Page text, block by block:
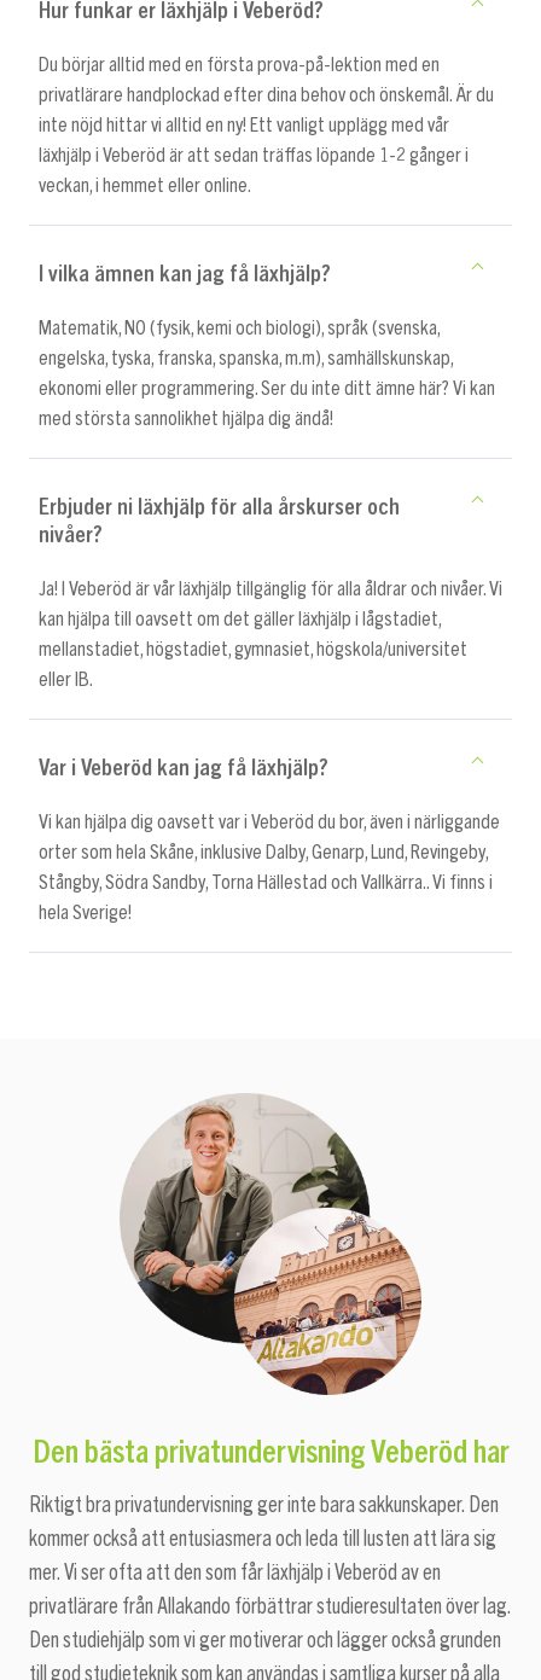
Hur funkar er läxhjälp i Veberöd?
Du börjar alltid med en första prova-på-lektion med en
privatlärare handplockad efter dina behov och önskemål. Är du
inte nöjd hittar vi alltid en ny! Ett vanligt upplägg med vår
läxhjälp i Veberöd är att sedan träffas löpande 1-2 gånger i
veckan, i hemmet eller online.
I vilka ämnen kan jag få läxhjälp?
Matematik, NO (fysik, kemi och biologi), språk (svenska,
engelska, tyska, franska, spanska, m.m), samhällskunskap,
ekonomi eller programmering. Ser du inte ditt ämne här? Vi kan
med största sannolikhet hjälpa dig ändå!
Erbjuder ni läxhjälp för alla årskurser och
nivåer?
Ja! I Veberöd är vår läxhjälp tillgänglig för alla åldrar och nivåer. Vi
kan hjälpa till oavsett om det gäller läxhjälp i lågstadiet,
mellanstadiet, högstadiet, gymnasiet, högskola/universitet
eller IB.
Var i Veberöd kan jag få läxhjälp?
Vi kan hjälpa dig oavsett var i Veberöd du bor, även i närliggande
orter som hela Skåne, inklusive Dalby, Genarp, Lund, Revingeby,
Stångby, Södra Sandby, Torna Hällestad och Vallkärra.. Vi finns i
hela Sverige!
Den bästa privatundervisning Veberöd har
Riktigt bra privatundervisning ger inte bara sakkunskaper. Den
kommer också att entusiasmera och leda till lusten att lära sig
mer. Vi ser ofta att den som får läxhjälp i Veberöd av en
privatlärare från Allakando förbättrar studieresultaten över lag.
Den studiehjälp som vi ger motiverar och lägger också grunden
till god studieteknik som kan användas i samtliga kurser på alla